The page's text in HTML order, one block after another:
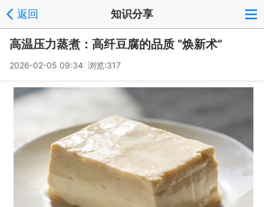
返回 知识分享
高温压力蒸煮：高纤豆腐的品质 “焕新术”
2026-02-05 09:34 浏览:317